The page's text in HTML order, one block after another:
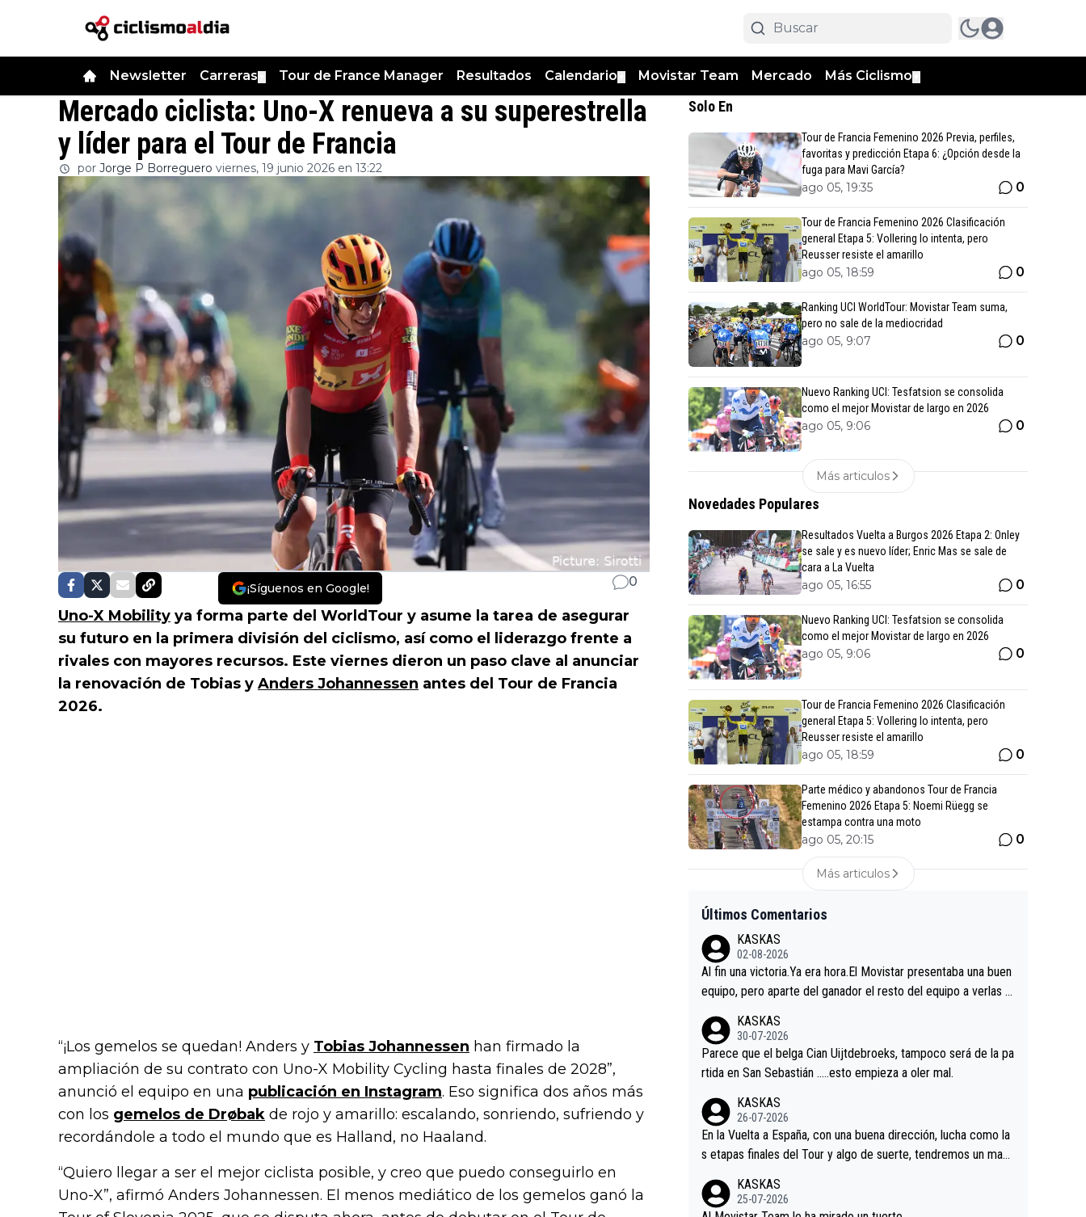
Newsletter Carreras Tour de France Manager Resultados Calendario Movistar Team Mercado Más Ciclismo
Mercado ciclista: Uno-X renueva a su superestrella
y líder para el Tour de Francia
por Jorge P Borreguero viernes, 19 junio 2026 en 13:22
¡Síguenos en Google! 0
Uno-X Mobility ya forma parte del WorldTour y asume la tarea de asegurar
su futuro en la primera división del ciclismo, así como el liderazgo frente a
rivales con mayores recursos. Este viernes dieron un paso clave al anunciar
la renovación de Tobias y Anders Johannessen antes del Tour de Francia
2026.
“¡Los gemelos se quedan! Anders y Tobias Johannessen han firmado la
ampliación de su contrato con Uno-X Mobility Cycling hasta finales de 2028”,
anunció el equipo en una publicación en Instagram. Eso significa dos años más
con los gemelos de Drøbak de rojo y amarillo: escalando, sonriendo, sufriendo y
recordándole a todo el mundo que es Halland, no Haaland.
“Quiero llegar a ser el mejor ciclista posible, y creo que puedo conseguirlo en
Uno-X”, afirmó Anders Johannessen. El menos mediático de los gemelos ganó la
Solo En
Tour de Francia Femenino 2026 Previa, perfiles,
favoritas y predicción Etapa 6: ¿Opción desde la
fuga para Mavi García?
ago 05, 19:35 0
Tour de Francia Femenino 2026 Clasificación
general Etapa 5: Vollering lo intenta, pero
Reusser resiste el amarillo
ago 05, 18:59 0
Ranking UCI WorldTour: Movistar Team suma,
pero no sale de la mediocridad
ago 05, 9:07 0
Nuevo Ranking UCI: Tesfatsion se consolida
como el mejor Movistar de largo en 2026
ago 05, 9:06 0
Más articulos
Novedades Populares
Resultados Vuelta a Burgos 2026 Etapa 2: Onley
se sale y es nuevo líder; Enric Mas se sale de
cara a La Vuelta
ago 05, 16:55 0
Nuevo Ranking UCI: Tesfatsion se consolida
como el mejor Movistar de largo en 2026
ago 05, 9:06 0
Tour de Francia Femenino 2026 Clasificación
general Etapa 5: Vollering lo intenta, pero
Reusser resiste el amarillo
ago 05, 18:59 0
Parte médico y abandonos Tour de Francia
Femenino 2026 Etapa 5: Noemi Rüegg se
estampa contra una moto
ago 05, 20:15 0
Más articulos
Últimos Comentarios
KASKAS
02-08-2026
Al fin una victoria.Ya era hora.El Movistar presentaba una buen
equipo, pero aparte del ganador el resto del equipo a verlas v
es.La única buena noticia es la mejoría de Enric Más en San S
ebastian.Si en la Vuelta a Burgos sigue la mejoría, podríamos t
ener alguna sorpresa en la Vuelta.Ojalá.
KASKAS
30-07-2026
Parece que el belga Cian Uijtdebroeks, tampoco será de la pa
rtida en San Sebastián …..esto empieza a oler mal.
KASKAS
26-07-2026
En la Vuelta a España, con una buena dirección, lucha como la
s etapas finales del Tour y algo de suerte, tendremos un magn
KASKAS
25-07-2026